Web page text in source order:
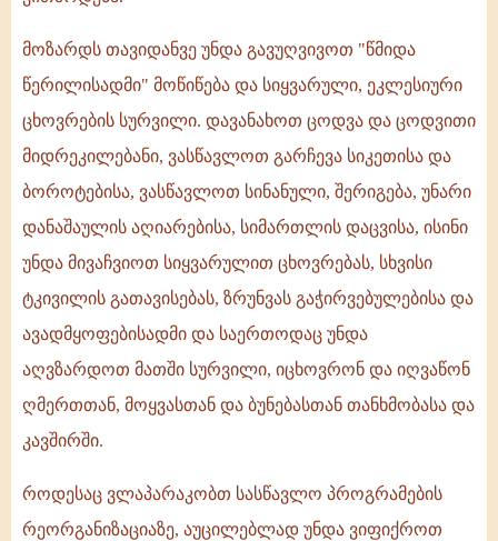
მოზარდს თავიდანვე უნდა გავუღვივოთ "წმიდა
წერილისადმი" მოწიწება და სიყვარული, ეკლესიური
ცხოვრების სურვილი. დავანახოთ ცოდვა და ცოდვითი
მიდრეკილებანი, ვასწავლოთ გარჩევა სიკეთისა და
ბოროტებისა, ვასწავლოთ სინანული, შერიგება, უნარი
დანაშაულის აღიარებისა, სიმართლის დაცვისა, ისინი
უნდა მივაჩვიოთ სიყვარულით ცხოვრებას, სხვისი
ტკივილის გათავისებას, ზრუნვას გაჭირვებულებისა და
ავადმყოფებისადმი და საერთოდაც უნდა
აღვზარდოთ მათში სურვილი, იცხოვრონ და იღვაწონ
ღმერთთან, მოყვასთან და ბუნებასთან თანხმობასა და
კავშირში.
როდესაც ვლაპარაკობთ სასწავლო პროგრამების
რეორგანიზაციაზე, აუცილებლად უნდა ვიფიქროთ